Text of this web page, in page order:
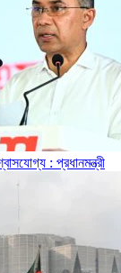
: প্রধানমন্ত্রী